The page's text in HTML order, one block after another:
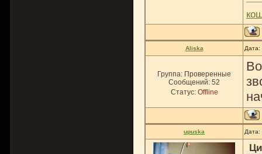
Aliska Дата:
Группа: Проверенные
Сообщений: 52
Статус: Offline
upuska Дата: